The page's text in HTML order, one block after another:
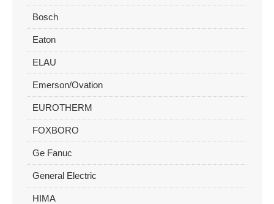
Bosch
Eaton
ELAU
Emerson/Ovation
EUROTHERM
FOXBORO
Ge Fanuc
General Electric
HIMA